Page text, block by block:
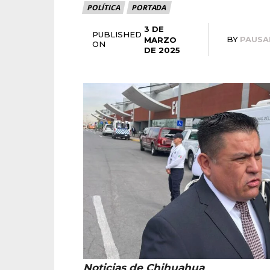
POLÍTICA PORTADA
PUBLISHED
ON
3 DE
MARZO
DE 2025
BY
Noticias de Chihuahua